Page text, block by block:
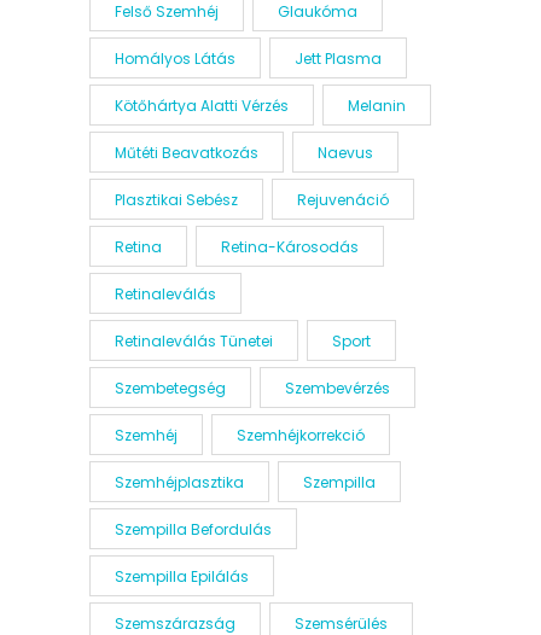
Felső Szemhéj Glaukóma
Homályos Látás Jett Plasma
Kötőhártya Alatti Vérzés Melanin
Műtéti Beavatkozás Naevus
Plasztikai Sebész Rejuvenáció
Retina Retina-Károsodás
Retinaleválás
Retinaleválás Tünetei Sport
Szembetegség Szembevérzés
Szemhéj Szemhéjkorrekció
Szemhéjplasztika Szempilla
Szempilla Befordulás
Szempilla Epilálás
Szemszárazság Szemsérülés